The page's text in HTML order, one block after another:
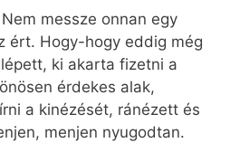
messze onnan egy
ért. Hogy-hogy eddig még
ki akarta fizetni a
érdekes alak,
a kinézését, ránézett és
menjen nyugodtan.